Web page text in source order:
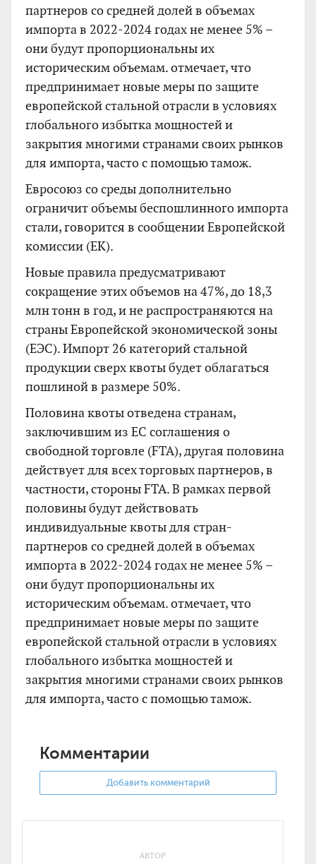
партнеров со средней долей в объемах
импорта в 2022-2024 годах не менее 5% –
они будут пропорциональны их
историческим объемам. отмечает, что
предпринимает новые меры по защите
европейской стальной отрасли в условиях
глобального избытка мощностей и
закрытия многими странами своих рынков
для импорта, часто с помощью тамож.
Евросоюз со среды дополнительно
ограничит объемы беспошлинного импорта
стали, говорится в сообщении Европейской
комиссии (ЕК).
Новые правила предусматривают
сокращение этих объемов на 47%, до 18,3
млн тонн в год, и не распространяются на
страны Европейской экономической зоны
(ЕЭС). Импорт 26 категорий стальной
продукции сверх квоты будет облагаться
пошлиной в размере 50%.
Половина квоты отведена странам,
заключившим из ЕС соглашения о
свободной торговле (FTA), другая половина
действует для всех торговых партнеров, в
частности, стороны FTA. В рамках первой
половины будут действовать
индивидуальные квоты для стран-
партнеров со средней долей в объемах
импорта в 2022-2024 годах не менее 5% –
они будут пропорциональны их
историческим объемам. отмечает, что
предпринимает новые меры по защите
европейской стальной отрасли в условиях
глобального избытка мощностей и
закрытия многими странами своих рынков
для импорта, часто с помощью тамож.
Комментарии
Добавить комментарий
АВТОР